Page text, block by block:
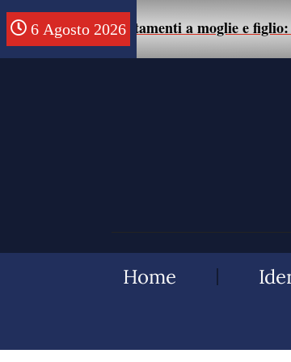
6 Agosto 2026a moglie e figlio: 41enne
Home